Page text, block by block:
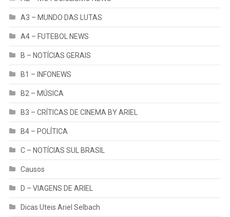
A3 – MUNDO DAS LUTAS
A4 – FUTEBOL NEWS
B – NOTÍCIAS GERAIS
B1 – INFONEWS
B2 – MÚSICA
B3 – CRÍTICAS DE CINEMA BY ARIEL
B4 – POLÍTICA
C – NOTÍCIAS SUL BRASIL
Causos
D – VIAGENS DE ARIEL
Dicas Uteis Ariel Selbach